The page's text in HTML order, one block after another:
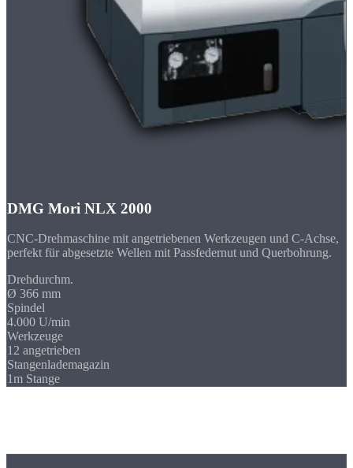
DMG Mori NLX 2000
CNC-Drehmaschine mit angetriebenen Werkzeugen und C-Achse,
perfekt für abgesetzte Wellen mit Passfedernut und Querbohrung.
Drehdurchm.
Ø 366 mm
Spindel
4.000 U/min
Werkzeuge
12 angetrieben
Stangenlademagazin
1m Stange